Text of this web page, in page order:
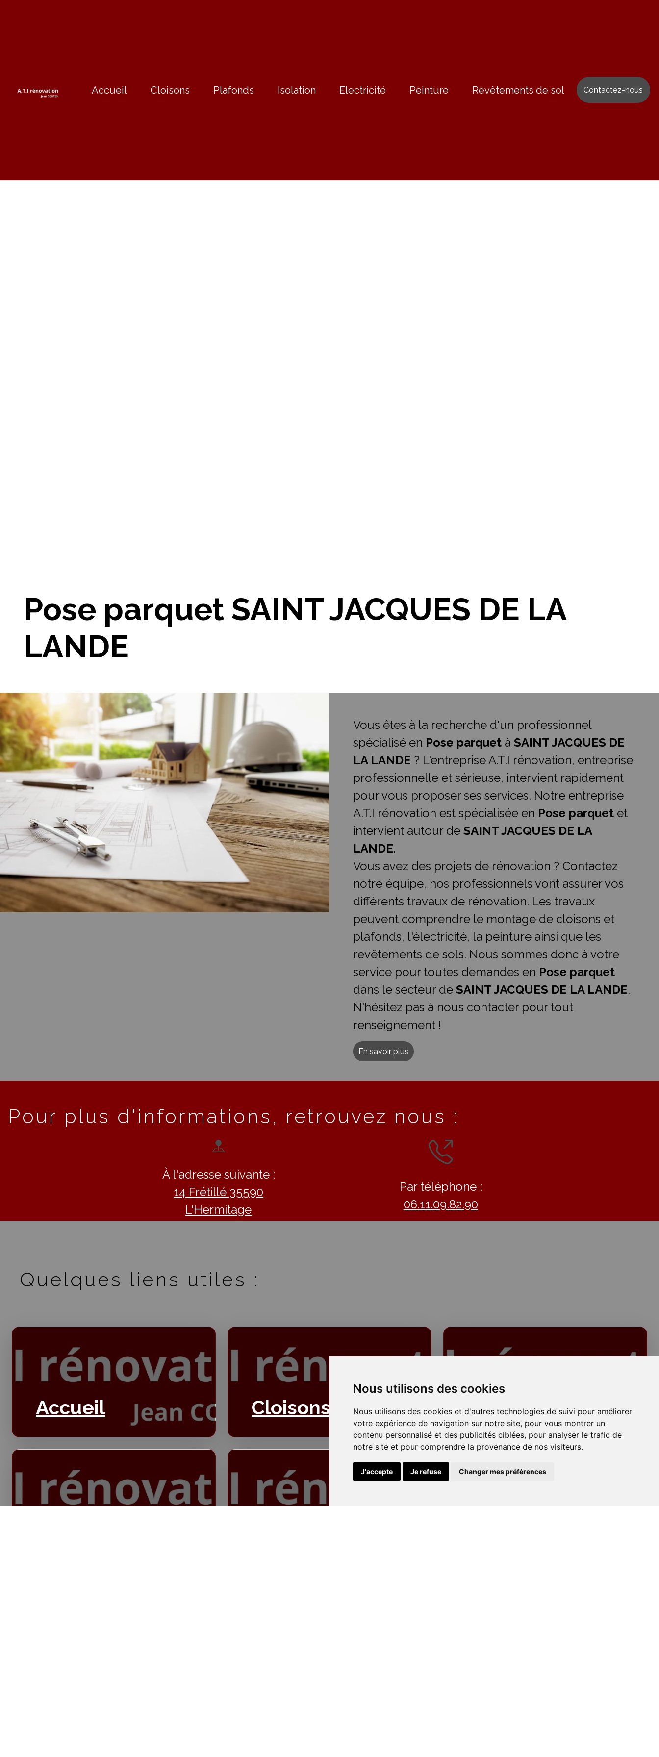
Nous utilisons des cookies
Nous utilisons des cookies et d'autres technologies de suivi pour améliorer
votre expérience de navigation sur notre site, pour vous montrer un
contenu personnalisé et des publicités ciblées, pour analyser le trafic de
notre site et pour comprendre la provenance de nos visiteurs.
J'accepte Je refuse Changer mes préférences
Accueil Cloisons Plafonds Isolation Electricité Peinture Revêtements de sol Contactez-nous
Pose parquet SAINT JACQUES DE LA
LANDE
Vous êtes à la recherche d'un professionnel
spécialisé en Pose parquet à SAINT JACQUES DE
LA LANDE ? L'entreprise A.T.I rénovation, entreprise
professionnelle et sérieuse, intervient rapidement
pour vous proposer ses services. Notre entreprise
A.T.I rénovation est spécialisée en Pose parquet et
intervient autour de SAINT JACQUES DE LA
LANDE.
Vous avez des projets de rénovation ? Contactez
notre équipe, nos professionnels vont assurer vos
différents travaux de rénovation. Les travaux
peuvent comprendre le montage de cloisons et
plafonds, l'électricité, la peinture ainsi que les
revêtements de sols. Nous sommes donc à votre
service pour toutes demandes en Pose parquet
dans le secteur de SAINT JACQUES DE LA LANDE.
N'hésitez pas à nous contacter pour tout
renseignement !
En savoir plus
Pour plus d'informations, retrouvez nous :
À l'adresse suivante :
14 Frétillé 35590
L'Hermitage
Par téléphone :
06.11.09.82.90
Quelques liens utiles :
Accueil Cloisons Plafonds